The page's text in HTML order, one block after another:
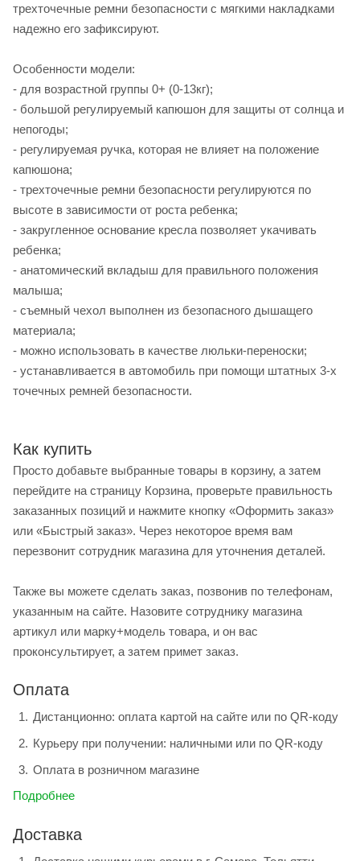
трехточечные ремни безопасности с мягкими накладками
надежно его зафиксируют.
Особенности модели:
- для возрастной группы 0+ (0-13кг);
- большой регулируемый капюшон для защиты от солнца и
непогоды;
- регулируемая ручка, которая не влияет на положение
капюшона;
- трехточечные ремни безопасности регулируются по
высоте в зависимости от роста ребенка;
- закругленное основание кресла позволяет укачивать
ребенка;
- анатомический вкладыш для правильного положения
малыша;
- съемный чехол выполнен из безопасного дышащего
материала;
- можно использовать в качестве люльки-переноски;
- устанавливается в автомобиль при помощи штатных 3-х
точечных ремней безопасности.
Как купить
Просто добавьте выбранные товары в корзину, а затем
перейдите на страницу Корзина, проверьте правильность
заказанных позиций и нажмите кнопку «Оформить заказ»
или «Быстрый заказ». Через некоторое время вам
перезвонит сотрудник магазина для уточнения деталей.
Также вы можете сделать заказ, позвонив по телефонам,
указанным на сайте. Назовите сотруднику магазина
артикул или марку+модель товара, и он вас
проконсультирует, а затем примет заказ.
Оплата
Дистанционно: оплата картой на сайте или по QR-коду
Курьеру при получении: наличными или по QR-коду
Оплата в розничном магазине
Подробнее
Доставка